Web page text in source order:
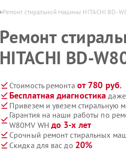
Ремонт стиральной машины HITACHI BD-
Ремонт
HITACHI BD-
Стоимость ремонта от 780 руб.
Бесплатная диагностика
Привезем и увезем стиральную
Гарантия на наши работы по
W80MV WH до 3-х лет
Срочный ремонт стиральных
Скидка для вас до 20%